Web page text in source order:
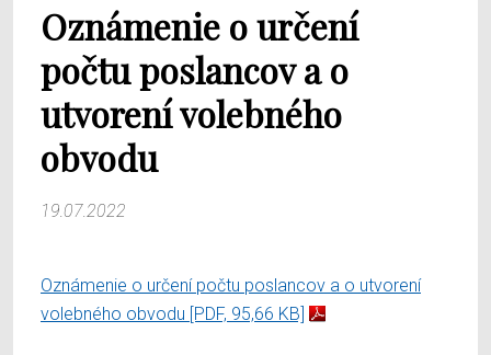
O obci
Oznámenie o určení
počtu poslancov a o
utvorení volebného
obvodu
19.07.2022
Oznámenie o určení počtu poslancov a o utvorení
volebného obvodu [PDF, 95,66 KB]